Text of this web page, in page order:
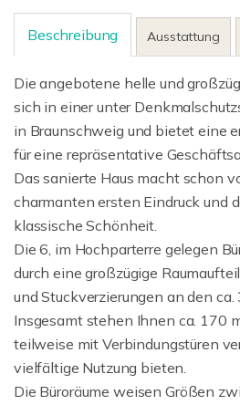
Beschreibung Ausstattung
Die angebotene helle und
sich in einer unter
in Braunschweig und bietet eine
für eine repräsentative
Das sanierte Haus macht schon
charmanten ersten Eindruck und
klassische Schönheit.
Die 6, im Hochparterre gelegen
durch eine großzügige
und Stuckverzierungen an den
Insgesamt stehen Ihnen ca. 170
teilweise mit Verbindungstüren
vielfältige Nutzung bieten.
Die Büroräume weisen Größen